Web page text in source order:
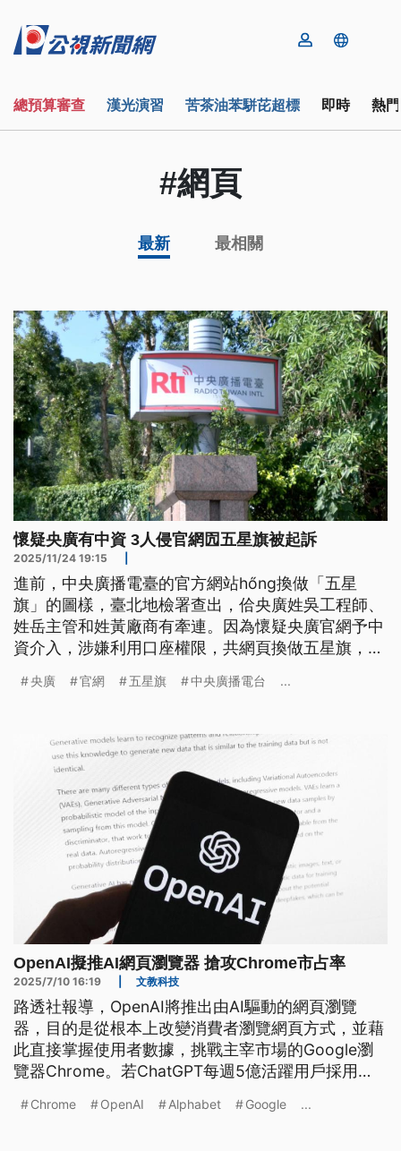
總預算審查 漢光演習 苦茶油苯駢芘超標 即時 熱
#網頁
最新 最相關
懷疑央廣有中資 3人侵官網囥五星旗被起訴
2025/11/24 19:15
進前，中央廣播電臺的官方網站hőng換做「五星
旗」的圖樣，臺北地檢署查出，佮央廣姓吳工程師、
姓岳主管和姓黃廠商有牽連。因為懷疑央廣官網予中
資介入，涉嫌利用口座權限，共網頁換做五星旗，而
(11/24) 全案偵結，北檢依照妨害電腦使用罪和背信
央廣 官網 五星旗 中央廣播電台 ...
OpenAI擬推AI網頁瀏覽器 搶攻Chrome市占率
2025/7/10 16:19 文教科技
路透社報導，OpenAI將推出由AI驅動的網頁瀏覽
器，目的是從根本上改變消費者瀏覽網頁方式，並藉
此直接掌握使用者數據，挑戰主宰市場的Google瀏
覽器Chrome。若ChatGPT每週5億活躍用戶採用
Alphabet的廣告收入構成壓力。
Chrome OpenAI Alphabet Google ...